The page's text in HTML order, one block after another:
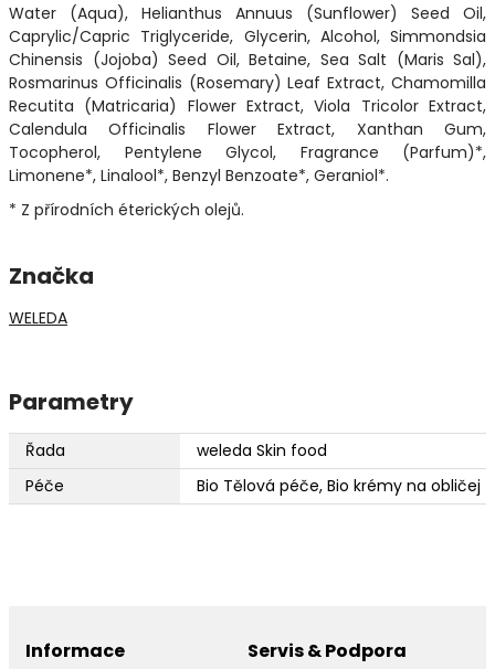
Water (Aqua), Helianthus Annuus (Sunflower) Seed Oil,
Caprylic/Capric Triglyceride, Glycerin, Alcohol, Simmondsia
Chinensis (Jojoba) Seed Oil, Betaine, Sea Salt (Maris Sal),
Rosmarinus Officinalis (Rosemary) Leaf Extract, Chamomilla
Recutita (Matricaria) Flower Extract, Viola Tricolor Extract,
Calendula Officinalis Flower Extract, Xanthan Gum,
Tocopherol, Pentylene Glycol, Fragrance (Parfum)*,
Limonene*, Linalool*, Benzyl Benzoate*, Geraniol*.
* Z přírodních éterických olejů.
Značka
WELEDA
Parametry
Řada
weleda Skin food
Péče
Bio Tělová péče, Bio krémy na obličej
Informace Servis & Podpora